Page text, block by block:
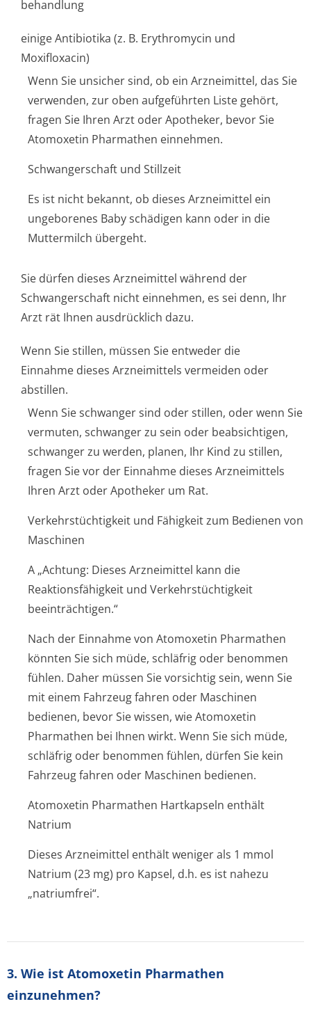
behandlung
einige Antibiotika (z. B. Erythromycin und
Moxifloxacin)
Wenn Sie unsicher sind, ob ein Arzneimittel, das Sie
verwenden, zur oben aufgeführten Liste gehört,
fragen Sie Ihren Arzt oder Apotheker, bevor Sie
Atomoxetin Pharmathen einnehmen.
Schwangerschaft und Stillzeit
Es ist nicht bekannt, ob dieses Arzneimittel ein
ungeborenes Baby schädigen kann oder in die
Muttermilch übergeht.
Sie dürfen dieses Arzneimittel während der
Schwangerschaft nicht einnehmen, es sei denn, Ihr
Arzt rät Ihnen ausdrücklich dazu.
Wenn Sie stillen, müssen Sie entweder die
Einnahme dieses Arzneimittels vermeiden oder
abstillen.
Wenn Sie schwanger sind oder stillen, oder wenn Sie
vermuten, schwanger zu sein oder beabsichtigen,
schwanger zu werden, planen, Ihr Kind zu stillen,
fragen Sie vor der Einnahme dieses Arzneimittels
Ihren Arzt oder Apotheker um Rat.
Verkehrstüchtigkeit und Fähigkeit zum Bedienen von
Maschinen
A „Achtung: Dieses Arzneimittel kann die
Reaktionsfähigkeit und Verkehrstüchtigkeit
beeinträchtigen.“
Nach der Einnahme von Atomoxetin Pharmathen
könnten Sie sich müde, schläfrig oder benommen
fühlen. Daher müssen Sie vorsichtig sein, wenn Sie
mit einem Fahrzeug fahren oder Maschinen
bedienen, bevor Sie wissen, wie Atomoxetin
Pharmathen bei Ihnen wirkt. Wenn Sie sich müde,
schläfrig oder benommen fühlen, dürfen Sie kein
Fahrzeug fahren oder Maschinen bedienen.
Atomoxetin Pharmathen Hartkapseln enthält
Natrium
Dieses Arzneimittel enthält weniger als 1 mmol
Natrium (23 mg) pro Kapsel, d.h. es ist nahezu
„natriumfrei“.
3. Wie ist Atomoxetin Pharmathen
einzunehmen?